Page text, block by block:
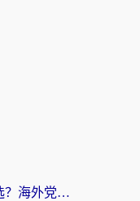
国外翻回国内的加速器怎么选？海外党亲测实用指南，告别地域限制